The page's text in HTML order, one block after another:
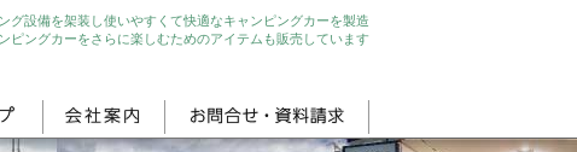
グ設備を架装し使いやすくて快適なキャンピングカーを製造
ピングカーをさらに楽しむためのアイテムも販売しています